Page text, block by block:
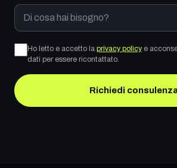
Richiedi
Ho letto e accetto la privacy policy e
dati per essere ricontattato.